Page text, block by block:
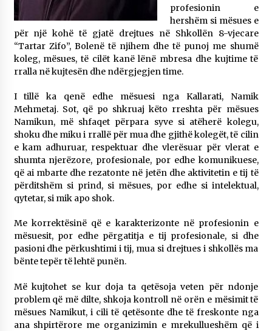
profesionin e
hershëm si mësues e
për një kohë të gjatë drejtues në Shkollën 8-vjecare
“Tartar Zifo”, Bolenë të njihem dhe të punoj me shumë
koleg, mësues, të cilët kanë lënë mbresa dhe kujtime të
rralla në kujtesën dhe ndërgjegjen time.
I tillë ka qenë edhe mësuesi nga Kallarati, Namik
Mehmetaj. Sot, që po shkruaj këto rreshta për mësues
Namikun, më shfaqet përpara syve si atëherë kolegu,
shoku dhe miku i rrallë për mua dhe gjithë kolegët, të cilin
e kam adhuruar, respektuar dhe vlerësuar për vlerat e
shumta njerëzore, profesionale, por edhe komunikuese,
që ai mbarte dhe rezatonte në jetën dhe aktivitetin e tij të
përditshëm si prind, si mësues, por edhe si intelektual,
qytetar, si mik apo shok.
Me korrektësinë që e karakterizonte në profesionin e
mësuesit, por edhe përgatitja e tij profesionale, si dhe
pasioni dhe përkushtimi i tij, mua si drejtues i shkollës ma
bënte tepër të lehtë punën.
Më kujtohet se kur doja ta qetësoja veten për ndonje
problem që më dilte, shkoja kontroll në orën e mësimit të
mësues Namikut, i cili të qetësonte dhe të freskonte nga
ana shpirtërore me organizimin e mrekullueshëm që i